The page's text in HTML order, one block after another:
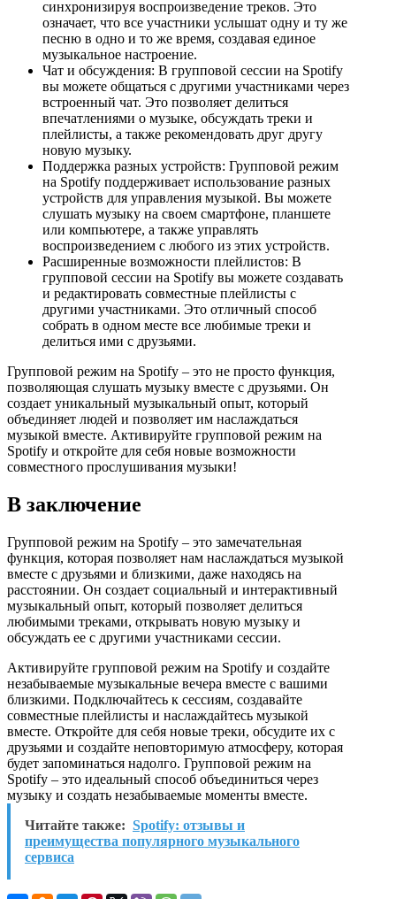
синхронизируя воспроизведение треков. Это
означает, что все участники услышат одну и ту же
песню в одно и то же время, создавая единое
музыкальное настроение.
Чат и обсуждения: В групповой сессии на Spotify
вы можете общаться с другими участниками через
встроенный чат. Это позволяет делиться
впечатлениями о музыке, обсуждать треки и
плейлисты, а также рекомендовать друг другу
новую музыку.
Поддержка разных устройств: Групповой режим
на Spotify поддерживает использование разных
устройств для управления музыкой. Вы можете
слушать музыку на своем смартфоне, планшете
или компьютере, а также управлять
воспроизведением с любого из этих устройств.
Расширенные возможности плейлистов: В
групповой сессии на Spotify вы можете создавать
и редактировать совместные плейлисты с
другими участниками. Это отличный способ
собрать в одном месте все любимые треки и
делиться ими с друзьями.
Групповой режим на Spotify – это не просто функция,
позволяющая слушать музыку вместе с друзьями. Он
создает уникальный музыкальный опыт, который
объединяет людей и позволяет им наслаждаться
музыкой вместе. Активируйте групповой режим на
Spotify и откройте для себя новые возможности
совместного прослушивания музыки!
В заключение
Групповой режим на Spotify – это замечательная
функция, которая позволяет нам наслаждаться музыкой
вместе с друзьями и близкими, даже находясь на
расстоянии. Он создает социальный и интерактивный
музыкальный опыт, который позволяет делиться
любимыми треками, открывать новую музыку и
обсуждать ее с другими участниками сессии.
Активируйте групповой режим на Spotify и создайте
незабываемые музыкальные вечера вместе с вашими
близкими. Подключайтесь к сессиям, создавайте
совместные плейлисты и наслаждайтесь музыкой
вместе. Откройте для себя новые треки, обсудите их с
друзьями и создайте неповторимую атмосферу, которая
будет запоминаться надолго. Групповой режим на
Spotify – это идеальный способ объединиться через
музыку и создать незабываемые моменты вместе.
Читайте также: Spotify: отзывы и
преимущества популярного музыкального
сервиса